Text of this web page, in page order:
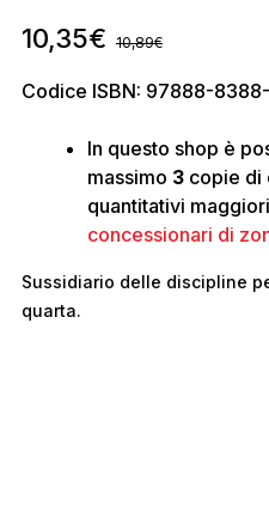
10,35€ 10,89€
Codice ISBN: 97888-
In questo shop è
massimo 3copie di
quantitativi
concessionari di
Sussidiario delle discipline
quarta.